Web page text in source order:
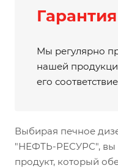
Мы регулярно
нашей
его
Выбирая печное
"НЕФТЬ-РЕСУРС", вы
продукт, который